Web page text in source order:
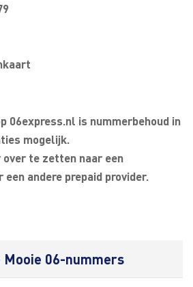
06express.nl is nummerbehoud in
mogelijk.
te zetten naar een
een andere prepaid provider.
Mooie 06-nummers